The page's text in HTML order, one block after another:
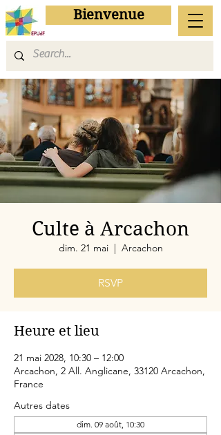
Bienvenue
Culte à Arcachon
dim. 21 mai
  |
Arcachon
RSVP
Heure et lieu
21 mai 2028, 10:30 – 12:00
Arcachon, 2 All. Anglicane, 33120 Arcachon,
France
Autres dates
dim. 09 août, 10:30